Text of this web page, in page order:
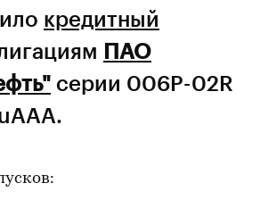
кредитный
ПАО
серии 006Р-02R